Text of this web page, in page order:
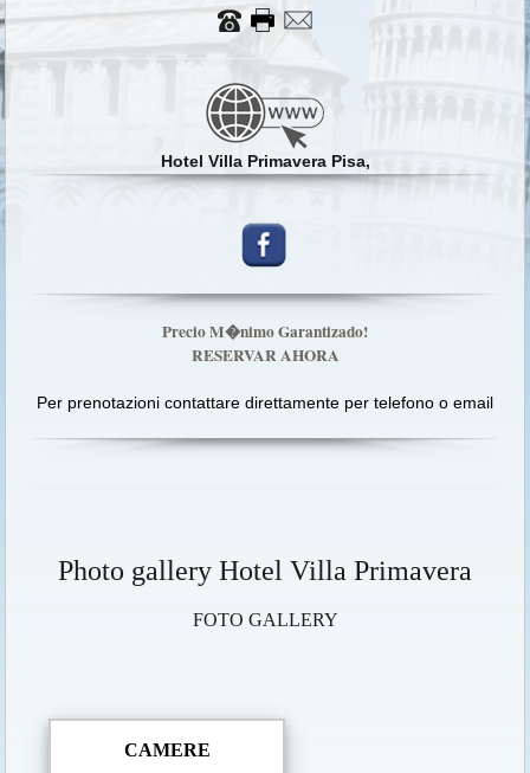
Hotel Villa Primavera Pisa,
Precio M�nimo Garantizado!
RESERVAR AHORA
Per prenotazioni contattare direttamente per telefono o email
Photo gallery Hotel Villa Primavera
FOTO GALLERY
CAMERE